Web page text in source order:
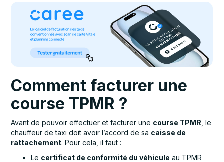
Comment facturer une
course TPMR ?
Avant de pouvoir effectuer et facturer une course TPMR , le
chauffeur de taxi doit avoir l’accord de sa caisse de
rattachement. Pour cela, il faut :
Le certificat de conformité du véhicule au TPMR